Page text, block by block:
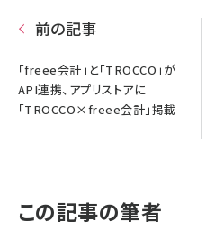
前の記事
「freee会計」と「TROCCO」が
API連携、アプリストアに
「TROCCO×freee会計」掲載
この記事の筆者